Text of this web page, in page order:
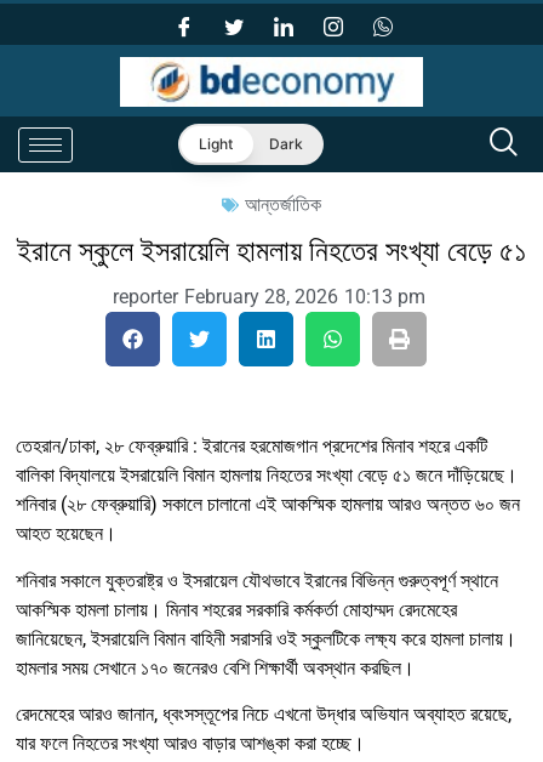
Light Dark
আন্তর্জাতিক
ইরানে স্কুলে ইসরায়েলি হামলায় নিহতের সংখ্যা বেড়ে ৫১
reporter February 28, 2026 10:13 pm
তেহরান/ঢাকা, ২৮ ফেব্রুয়ারি : ইরানের হরমোজগান প্রদেশের মিনাব শহরে একটি
বালিকা বিদ্যালয়ে ইসরায়েলি বিমান হামলায় নিহতের সংখ্যা বেড়ে ৫১ জনে দাঁড়িয়েছে।
শনিবার (২৮ ফেব্রুয়ারি) সকালে চালানো এই আকস্মিক হামলায় আরও অন্তত ৬০ জন
আহত হয়েছেন।
শনিবার সকালে যুক্তরাষ্ট্র ও ইসরায়েল যৌথভাবে ইরানের বিভিন্ন গুরুত্বপূর্ণ স্থানে
আকস্মিক হামলা চালায়। মিনাব শহরের সরকারি কর্মকর্তা মোহাম্মদ রেদমেহের
জানিয়েছেন, ইসরায়েলি বিমান বাহিনী সরাসরি ওই স্কুলটিকে লক্ষ্য করে হামলা চালায়।
হামলার সময় সেখানে ১৭০ জনেরও বেশি শিক্ষার্থী অবস্থান করছিল।
রেদমেহের আরও জানান, ধ্বংসস্তূপের নিচে এখনো উদ্ধার অভিযান অব্যাহত রয়েছে,
যার ফলে নিহতের সংখ্যা আরও বাড়ার আশঙ্কা করা হচ্ছে।